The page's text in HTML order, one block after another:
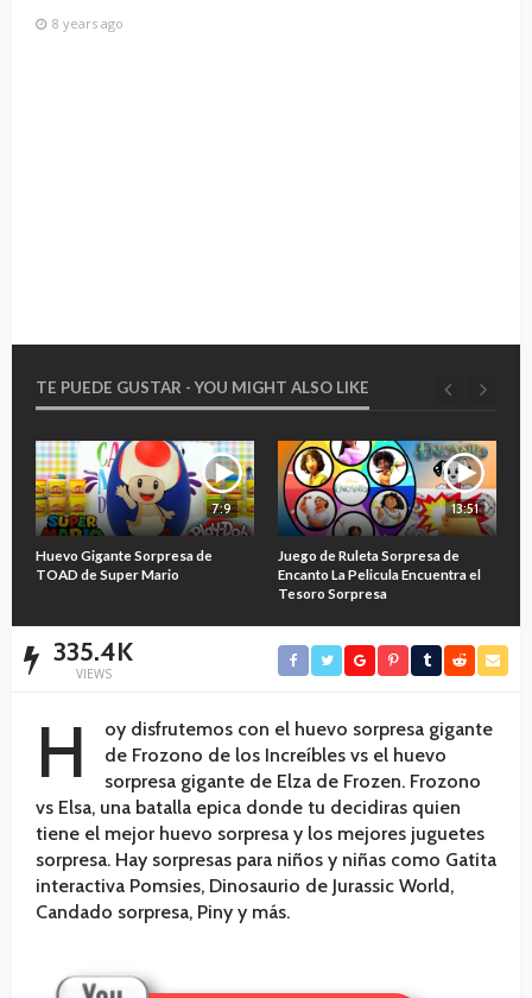
8 years ago
TE PUEDE GUSTAR - YOU MIGHT ALSO LIKE
7:9
Huevo Gigante Sorpresa de
TOAD de Super Mario
13:51
Juego de Ruleta Sorpresa de
Encanto La Pelicula Encuentra el
Tesoro Sorpresa
335.4K
VIEWS
H
oy disfrutemos con el huevo sorpresa gigante
de Frozono de los Increíbles vs el huevo
sorpresa gigante de Elza de Frozen. Frozono
vs Elsa, una batalla epica donde tu decidiras quien
tiene el mejor huevo sorpresa y los mejores juguetes
sorpresa. Hay sorpresas para niños y niñas como Gatita
interactiva Pomsies, Dinosaurio de Jurassic World,
Candado sorpresa, Piny y más.